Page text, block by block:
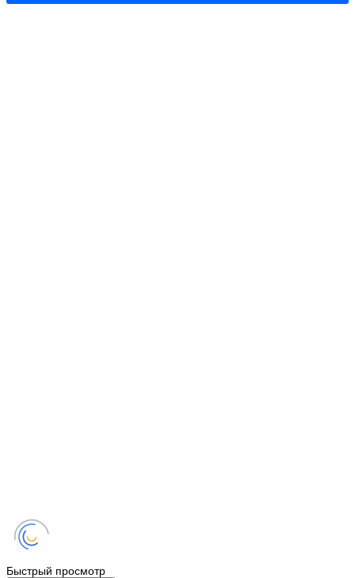
Быстрый просмотр